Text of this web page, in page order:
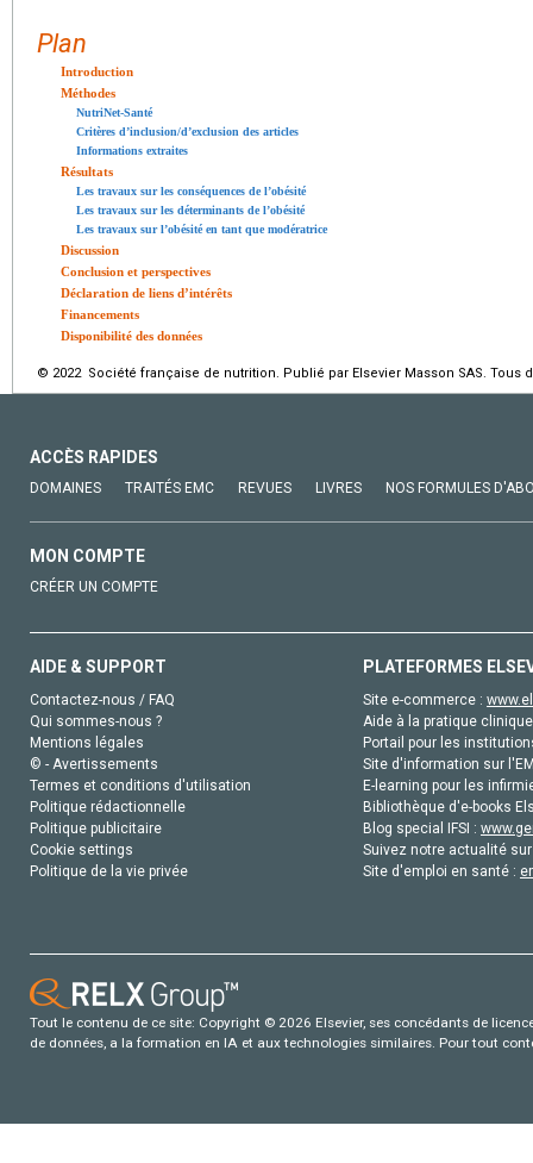
Plan
Introduction
Méthodes
NutriNet-Santé
Critères d’inclusion/d’exclusion des articles
Informations extraites
Résultats
Les travaux sur les conséquences de l’obésité
Les travaux sur les déterminants de l’obésité
Les travaux sur l’obésité en tant que modératrice
Discussion
Conclusion et perspectives
Déclaration de liens d’intérêts
Financements
Disponibilité des données
© 2022 Société française de nutrition. Publié par Elsevier Masson SAS. Tous
ACCÈS RAPIDES
DOMAINES TRAITÉS EMC REVUES LIVRES NOS FORMULES
MON COMPTE
CRÉER UN COMPTE
AIDE & SUPPORT
Contactez-nous / FAQ
Qui sommes-nous ?
Mentions légales
© - Avertissements
Termes et conditions d'utilisation
Politique rédactionnelle
Politique publicitaire
Cookie settings
Politique de la vie privée
PLATEFORMES
Site e-commerce :
Aide à la pratique
Portail pour les
Site d'information sur
E-learning pour les
Bibliothèque d'e-books
Blog special IFSI :
Suivez notre actualité
Site d'emploi en santé :
Tout le contenu de ce site: Copyright © 2026 Elsevier, ses concédants de
de données, a la formation en IA et aux technologies similaires. Pour tout